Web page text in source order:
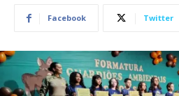
Facebook Twitter